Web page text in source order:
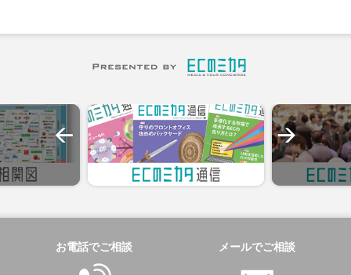
お電話でご相談 メールでご相談